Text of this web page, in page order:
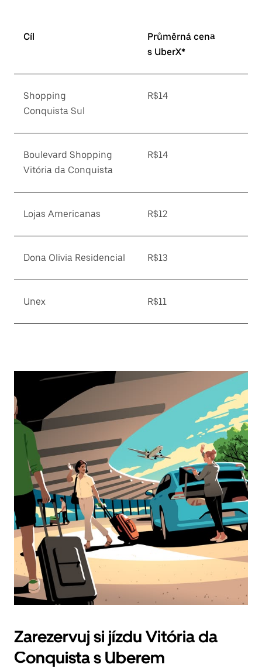
Cíl
Průměrná cena
s UberX*
Shopping
Conquista Sul
R$14
Boulevard Shopping
Vitória da Conquista
R$14
Lojas Americanas R$12
Dona Olivia Residencial R$13
Unex R$11
Zarezervuj si jízdu Vitória da
Conquista s Uberem